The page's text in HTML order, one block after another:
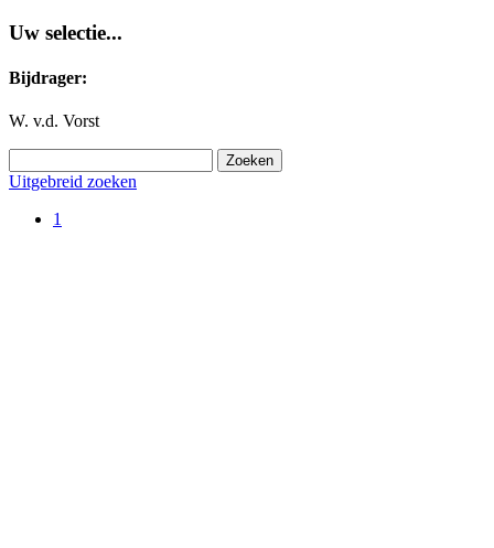
Uw selectie...
Bijdrager:
W. v.d. Vorst
Uitgebreid zoeken
1